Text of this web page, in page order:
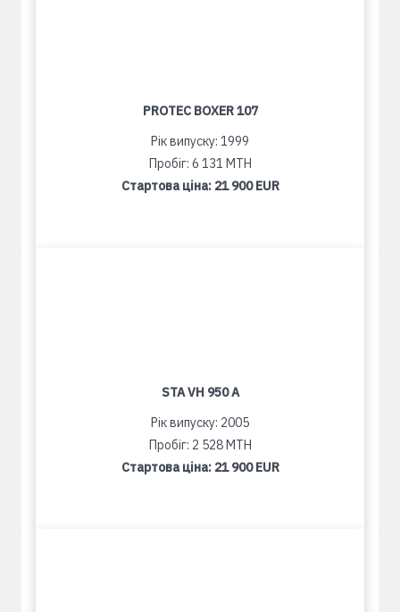
PROTEC BOXER 107
Рік випуску: 1999
Пробіг: 6 131 MTH
Стартова ціна: 21 900 EUR
STA VH 950 A
Рік випуску: 2005
Пробіг: 2 528 MTH
Стартова ціна: 21 900 EUR